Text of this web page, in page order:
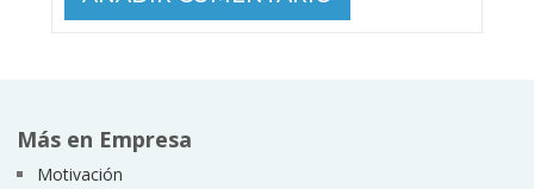
Más en Empresa
Motivación